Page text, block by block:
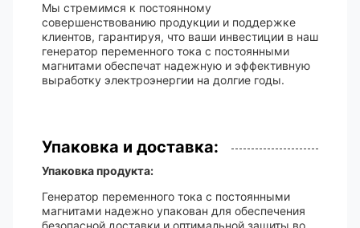
Мы стремимся к постоянному
совершенствованию продукции и поддержке
клиентов, гарантируя, что ваши инвестиции в наш
генератор переменного тока с постоянными
магнитами обеспечат надежную и эффективную
выработку электроэнергии на долгие годы.
Упаковка и доставка:
Упаковка продукта:
Генератор переменного тока с постоянными
магнитами надежно упакован для обеспечения
безопасной доставки и оптимальной защиты во